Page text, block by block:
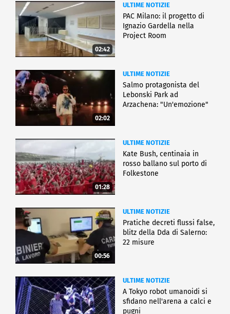
02:42
ULTIME NOTIZIE
PAC Milano: il progetto di
Ignazio Gardella nella
Project Room
02:02
ULTIME NOTIZIE
Salmo protagonista del
Lebonski Park ad
Arzachena: "Un'emozione"
01:28
ULTIME NOTIZIE
Kate Bush, centinaia in
rosso ballano sul porto di
Folkestone
00:56
ULTIME NOTIZIE
Pratiche decreti flussi false,
blitz della Dda di Salerno:
22 misure
ULTIME NOTIZIE
A Tokyo robot umanoidi si
sfidano nell'arena a calci e
pugni